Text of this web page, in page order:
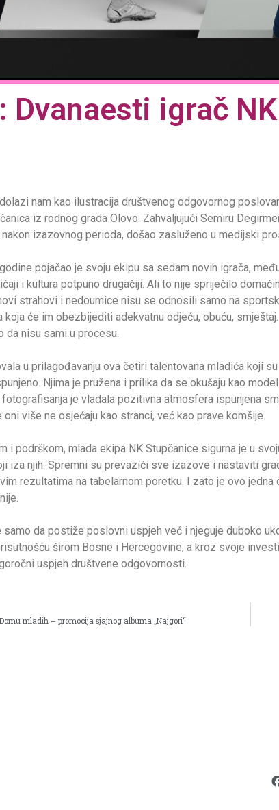
Dvanaesti igrač
nam kao ilustracija društvenog odgovornog
iz rodnog grada Olovo. Zahvaljujući Semiru
izazovnog perioda, došao zasluženo u medijski
pojačao je svoju ekipu sa sedam novih igrača,
i kultura potpuno drugačiji. Ali to nije spriječilo
strahovi i nedoumice nisu se odnosili samo na
će im obezbijediti adekvatnu odjeću, obuću,
da nisu sami u procesu.
u prilagođavanju ova četiri talentovana mladića koji
Njima je pružena i prilika da se okušaju kao
je vladala pozitivna atmosfera ispunjena
više ne osjećaju kao stranci, već kao prave komšije.
i podrškom, mlada ekipa NK Stupčanice sigurna je u
iza njih. Spremni su prevazići sve izazove i nastaviti
rezultatima na tabelarnom poretku. I zato je ovo
samo da postiže poslovni uspjeh već i njeguje duboko
širom Bosne i Hercegovine, a kroz svoje
uspjeh društvene odgovornosti.
mladih – promocija sjajnog albuma „Najgori“